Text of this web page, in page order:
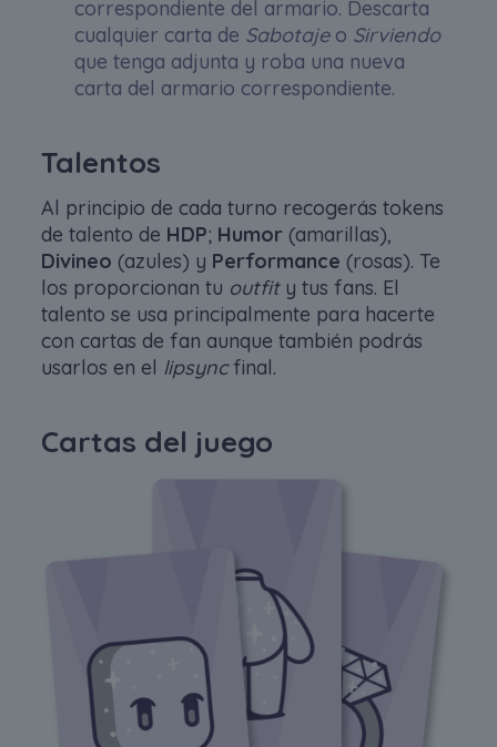
correspondiente del armario. Descarta
cualquier carta de Sabotajeo Sirviendo
que tenga adjunta y roba una nueva
carta del armario correspondiente.
Talentos
Al principio de cada turno recogerás tokens
de talento de HDP; Humor(amarillas),
Divineo (azules) y Performance (rosas). Te
los proporcionan tu outfity tus fans. El
talento se usa principalmente para hacerte
con cartas de fan aunque también podrás
usarlos en el lipsyncfinal.
Cartas del juego